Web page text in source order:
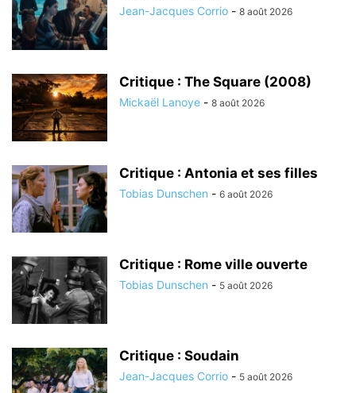
Jean-Jacques Corrio - 8 août 2026
Critique : The Square (2008)
Mickaël Lanoye - 8 août 2026
Critique : Antonia et ses filles
Tobias Dunschen - 6 août 2026
Critique : Rome ville ouverte
Tobias Dunschen - 5 août 2026
Critique : Soudain
Jean-Jacques Corrio - 5 août 2026